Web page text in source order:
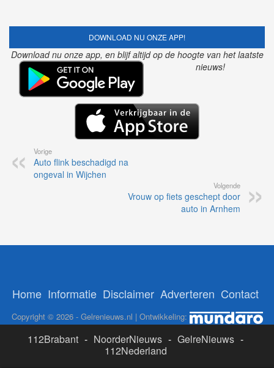
DOWNLOAD NU ONZE APP!
Download nu onze app, en blijf altijd op de hoogte van het laatste
nieuws!
Vorige
Auto flink beschadigd na
ongeval in Wijchen
Volgende
Vrouw op fiets geschept door
auto in Arnhem
Home Informatie Disclaimer Adverteren Contact
Copyright © 2026 - Gelrenieuws.nl | Ontwikkeling:
112Brabant - NoorderNieuws - GelreNieuws -
112Nederland